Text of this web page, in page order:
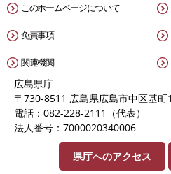
このホームページについて
免責事項
関連機関
広島県庁
〒730-8511 広島県広島市中区基町
電話：082-228-2111（代表）
法人番号：7000020340006
県庁へのアクセス